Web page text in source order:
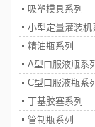
吸塑模具系列
小型定量灌装机
精油瓶系列
A型口服液瓶系
C型口服液瓶系
丁基胶塞系列
管制瓶系列